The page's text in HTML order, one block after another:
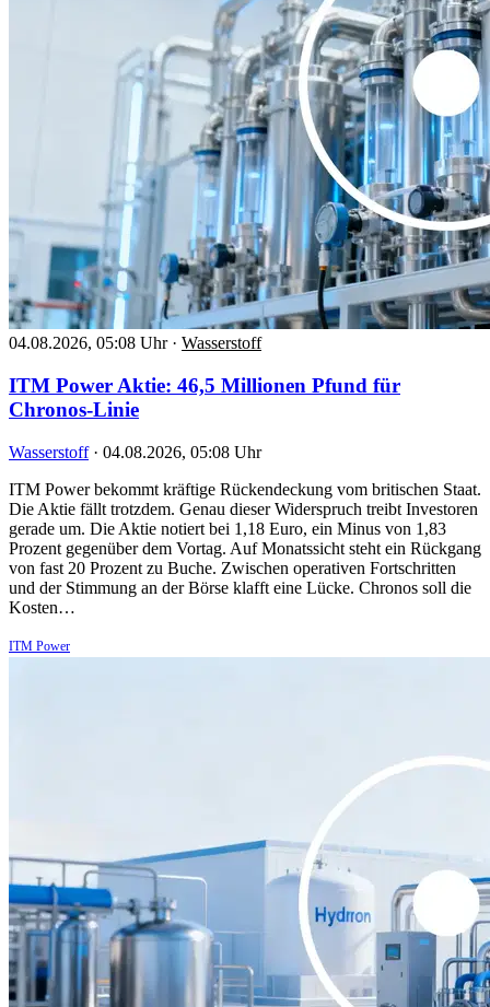
04.08.2026, 05:08 Uhr · Wasserstoff
ITM Power Aktie: 46,5 Millionen Pfund für
Chronos-Linie
Wasserstoff · 04.08.2026, 05:08 Uhr
ITM Power bekommt kräftige Rückendeckung vom britischen Staat.
Die Aktie fällt trotzdem. Genau dieser Widerspruch treibt Investoren
gerade um. Die Aktie notiert bei 1,18 Euro, ein Minus von 1,83
Prozent gegenüber dem Vortag. Auf Monatssicht steht ein Rückgang
von fast 20 Prozent zu Buche. Zwischen operativen Fortschritten
und der Stimmung an der Börse klafft eine Lücke. Chronos soll die
Kosten…
ITM Power